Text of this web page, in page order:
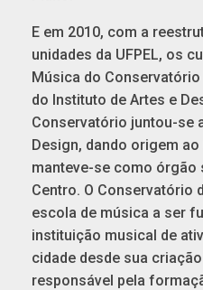
E em 2010, com a
unidades da UFPEL, os
Música do
do Instituto de Artes e
Conservatório juntou-se
Design, dando origem
manteve-se como órgão
Centro. O Conservatório
escola de música a ser
instituição musical de
cidade desde sua
responsável pela